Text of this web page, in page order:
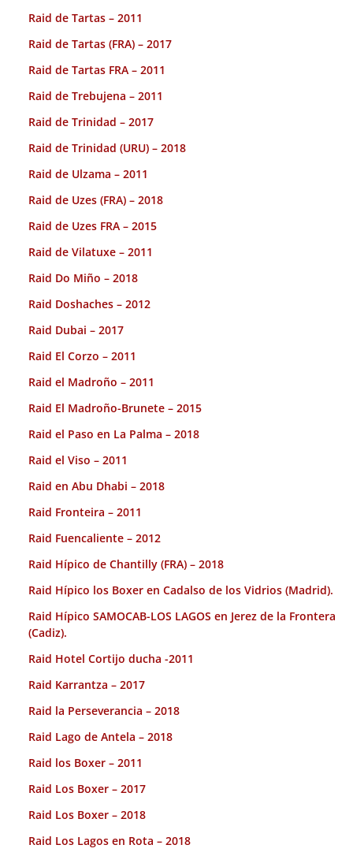
Raid de Tartas – 2011
Raid de Tartas (FRA) – 2017
Raid de Tartas FRA – 2011
Raid de Trebujena – 2011
Raid de Trinidad – 2017
Raid de Trinidad (URU) – 2018
Raid de Ulzama – 2011
Raid de Uzes (FRA) – 2018
Raid de Uzes FRA – 2015
Raid de Vilatuxe – 2011
Raid Do Miño – 2018
Raid Doshaches – 2012
Raid Dubai – 2017
Raid El Corzo – 2011
Raid el Madroño – 2011
Raid El Madroño-Brunete – 2015
Raid el Paso en La Palma – 2018
Raid el Viso – 2011
Raid en Abu Dhabi – 2018
Raid Fronteira – 2011
Raid Fuencaliente – 2012
Raid Hípico de Chantilly (FRA) – 2018
Raid Hípico los Boxer en Cadalso de los Vidrios (Madrid).
Raid Hípico SAMOCAB-LOS LAGOS en Jerez de la Frontera
(Cadiz).
Raid Hotel Cortijo ducha -2011
Raid Karrantza – 2017
Raid la Perseverancia – 2018
Raid Lago de Antela – 2018
Raid los Boxer – 2011
Raid Los Boxer – 2017
Raid Los Boxer – 2018
Raid Los Lagos en Rota – 2018